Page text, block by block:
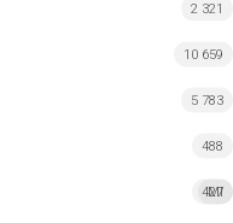
2 321
10 659
5 783
488
MI
427